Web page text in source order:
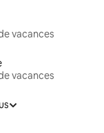
vacances
vacances